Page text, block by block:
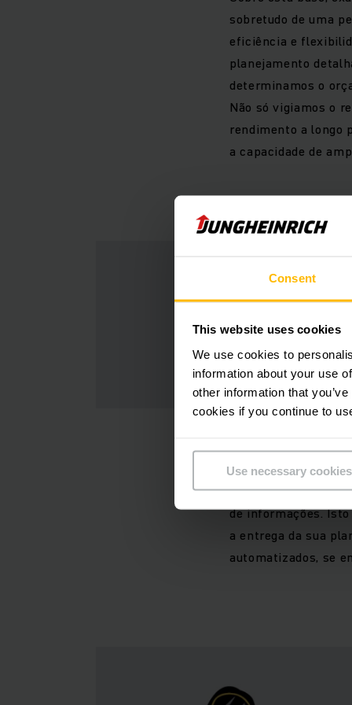
Consent
This website uses cookies
We use cookies to
information about your use
other information that
cookies if you continue to
Use necessary
sobretudo de uma
eficiência e
planejamento
determinamos o
Não só vigiamos o
rendimento a longo
a capacidade de
projetos
forma eficiente e
periódicas de
de informações.
a entrega da sua
automatizados, se